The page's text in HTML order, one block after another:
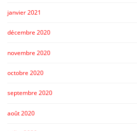
janvier 2021
décembre 2020
novembre 2020
octobre 2020
septembre 2020
août 2020